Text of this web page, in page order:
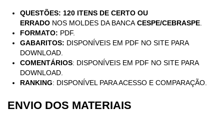
QUESTÕES: 120 ITENS DE CERTO OU
ERRADO NOS MOLDES DA BANCA CESPE/CEBRASPE
FORMATO: PDF.
GABARITOS: DISPONÍVEIS EM PDF NO SITE PARA
DOWNLOAD.
COMENTÁRIOS: DISPONÍVEIS EM PDF NO SITE PARA
DOWNLOAD.
RANKING: DISPONÍVEL PARA ACESSO E COMPARAÇÃO.
ENVIO DOS MATERIAIS